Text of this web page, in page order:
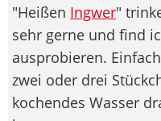
"Heißen Ingwer"
sehr gerne und find
ausprobieren.
zwei oder drei
kochendes Wasser